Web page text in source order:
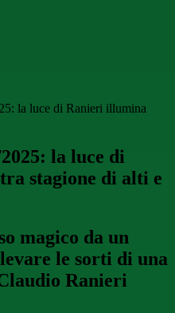
la luce di Ranieri illumina
la luce di
stagione di alti e
magico da un
le sorti di una
Ranieri